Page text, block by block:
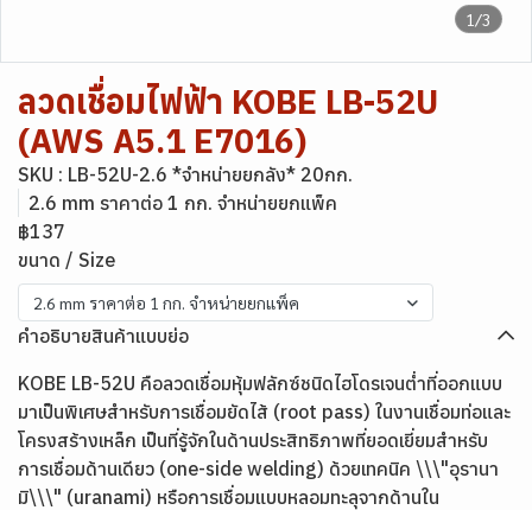
1/3
ลวดเชื่อมไฟฟ้า KOBE LB-52U
(AWS A5.1 E7016)
SKU : LB-52U-2.6 *จำหน่ายยกลัง* 20กก.
2.6 mm ราคาต่อ 1 กก. จำหน่ายยกแพ็ค
฿137
ขนาด / Size
2.6 mm ราคาต่อ 1 กก. จำหน่ายยกแพ็ค
คำอธิบายสินค้าแบบย่อ
KOBE LB-52U คือลวดเชื่อมหุ้มฟลักซ์ชนิดไฮโดรเจนต่ำที่ออกแบบ
มาเป็นพิเศษสำหรับการเชื่อมยัดไส้ (root pass) ในงานเชื่อมท่อและ
โครงสร้างเหล็ก เป็นที่รู้จักในด้านประสิทธิภาพที่ยอดเยี่ยมสำหรับ
การเชื่อมด้านเดียว (one-side welding) ด้วยเทคนิค \\\"อุรานา
มิ\\\" (uranami) หรือการเชื่อมแบบหลอมทะลุจากด้านใน